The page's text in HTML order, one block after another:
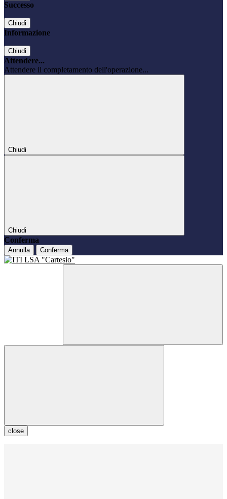
Successo
Chiudi
Informazione
Chiudi
Attendere...
Attendere il completamento dell'operazione...
Chiudi
Chiudi
Conferma
Annulla Conferma
close